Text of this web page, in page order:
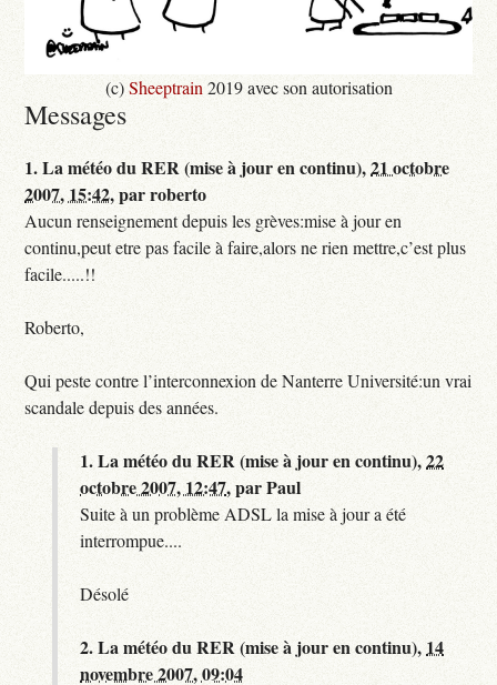
(c)Sheeptrain 2019 avec son autorisation
Messages
1.La météo du RER (mise à jour en continu),21 octobre
2007, 15:42,parroberto
Aucun renseignement depuis les grèves:mise à jour en
continu,peut etre pas facile à faire,alors ne rien mettre,c’est plus
facile.....!!
Roberto,
Qui peste contre l’interconnexion de Nanterre Université:un vrai
scandale depuis des années.
1.La météo du RER (mise à jour en continu),22
octobre 2007, 12:47,parPaul
Suite à un problème ADSL la mise à jour a été
interrompue....
Désolé
2.La météo du RER (mise à jour en continu), 14
novembre 2007, 09:04